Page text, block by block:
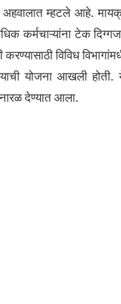
अहवालात म्हटले आहे.
कर्मचाऱ्यांना टेक
करण्यासाठी विविध
योजना आखली
देण्यात आला.